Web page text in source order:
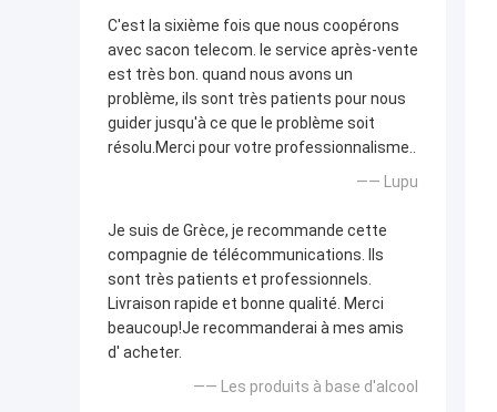
C'est la sixième fois que nous coopérons
avec sacon telecom. le service après-vente
est très bon. quand nous avons un
problème, ils sont très patients pour nous
guider jusqu'à ce que le problème soit
résolu.Merci pour votre professionnalisme..
—— Lupu
Je suis de Grèce, je recommande cette
compagnie de télécommunications. Ils
sont très patients et professionnels.
Livraison rapide et bonne qualité. Merci
beaucoup!Je recommanderai à mes amis
d' acheter.
—— Les produits à base d'alcool